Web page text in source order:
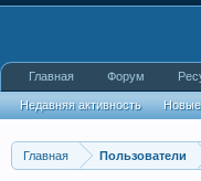
Главная Пользователи
Главная Форум
Недавняя активность